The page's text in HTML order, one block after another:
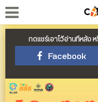
กดแชร์เอาไว้อ่านทีหลัง
Facebook